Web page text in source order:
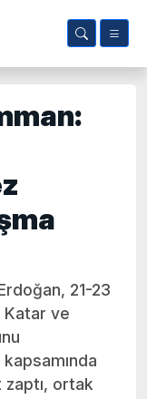
21-23
Katar ve
ortak